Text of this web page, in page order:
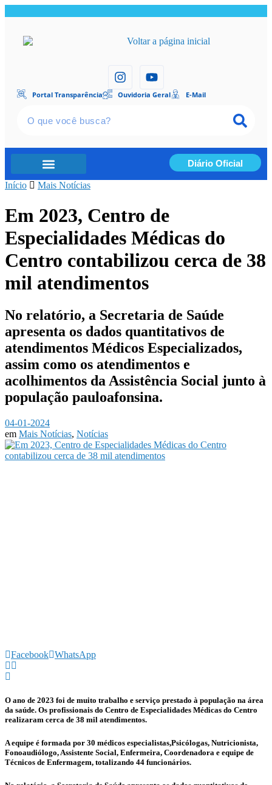
Portal Transparência Ouvidoria Geral E-Mail
Diário Oficial
Início Mais Notícias
Em 2023, Centro de
Especialidades Médicas do
Centro contabilizou cerca de 38
mil atendimentos
No relatório, a Secretaria de Saúde
apresenta os dados quantitativos de
atendimentos Médicos Especializados,
assim como os atendimentos e
acolhimentos da Assistência Social junto à
população pauloafonsina.
04-01-2024
em Mais Notícias, Notícias
Facebook WhatsApp
O ano de 2023 foi de muito trabalho e serviço prestado à população na área
da saúde. Os profissionais do Centro de Especialidades Médicas do Centro
realizaram cerca de 38 mil atendimentos.
A equipe é formada por 30 médicos especialistas,Psicólogas, Nutricionista,
Fonoaudiólogo, Assistente Social, Enfermeira, Coordenadora e equipe de
Técnicos de Enfermagem, totalizando 44 funcionários.